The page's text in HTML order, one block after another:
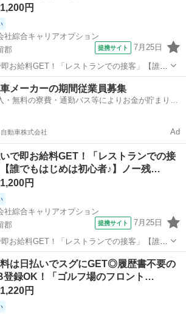
円
社綜合キャリアオプション
郡
提携サイト 7月25日
即お給料GET！「レストランでの接客」【誰で
残業でフリータイム！落ち着く少人数の職
いてみたい方も大歓迎！ ...
その他
メーカーの期間従業員募集
・無料の寮費・通勤バス等によりお金が貯まりや
自動車株式会社 Ad
いで即お給料GET！「レストランでの接
誰でもはじめは初心者♪】ノー残…
円
社綜合キャリアオプション
郡
提携サイト 7月25日
即お給料GET！「レストランでの接客」【誰で
残業でフリータイム！落ち着く少人数の職
お仕事安心スタート★★ ...
その他
は日払いでスグにGET◎履歴書不要の
登録OK！「ゴルフ場のフロント…
円